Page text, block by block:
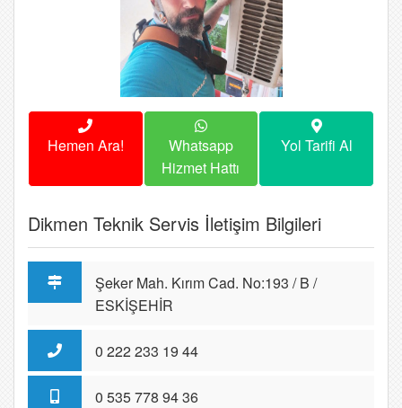
Hemen Ara!
Whatsapp
Hizmet Hattı
Yol Tarifi Al
Dikmen Teknik Servis İletişim Bilgileri
Şeker Mah. Kırım Cad. No:193 / B /
ESKİŞEHİR
0 222 233 19 44
0 535 778 94 36